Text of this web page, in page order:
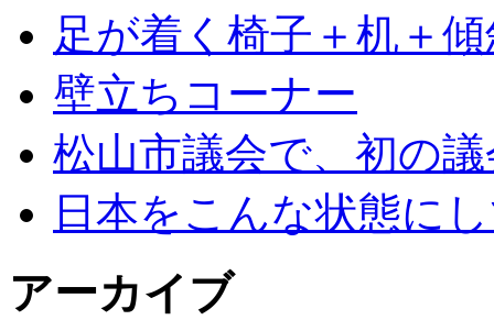
足が着く椅子＋机＋
壁立ちコーナー
松山市議会で、初の
日本をこんな状態に
アーカイブ